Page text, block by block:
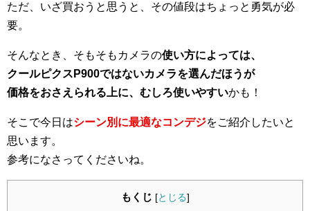
ただ、いざ買おうと思うと、その値段はちょっと勇気が必
要。
そんなとき、そもそもカメラの使い方によっては、
クールピクスP900ではないカメラを選んだほうが
価格をおさえられる上に、むしろ使いやすいかも！
そこで今日はシーン別に最適なコンデジをご紹介したいと
思います。
参考になさってくださいね。
もくじ [とじる]